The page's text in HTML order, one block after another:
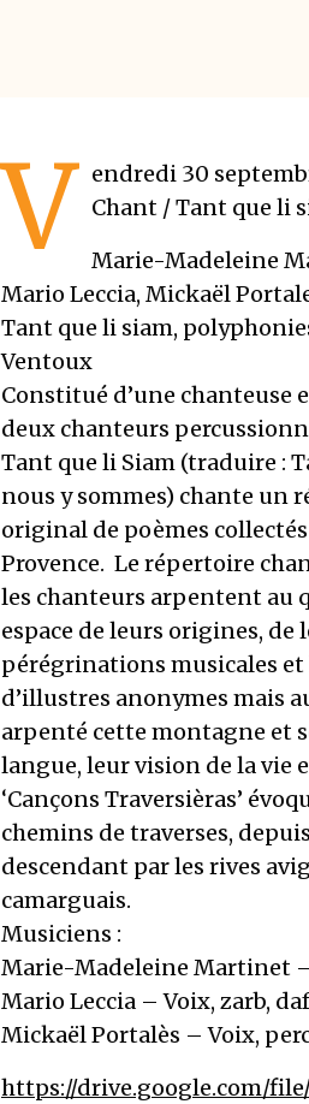
V endredi 30
Chant / Tant que li
Marie-Madeleine
Mario Leccia, Mickaël
Tant que li siam,
Ventoux
Constitué d’une chanteuse
deux chanteurs
Tant que li Siam (traduire :
nous y sommes) chante un
original de poèmes
Provence. Le répertoire
les chanteurs arpentent au
espace de leurs origines,
pérégrinations musicales
d’illustres anonymes mais
arpenté cette montagne et
langue, leur vision de la vie
‘Cançons Traversièras’
chemins de traverses,
descendant par les rives
camarguais.
Musiciens :
Marie-Madeleine Martinet
Mario Leccia – Voix, zarb,
Mickaël Portalès – Voix,
https://drive.google.com/file/